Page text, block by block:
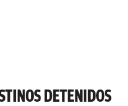
DETENIDOS